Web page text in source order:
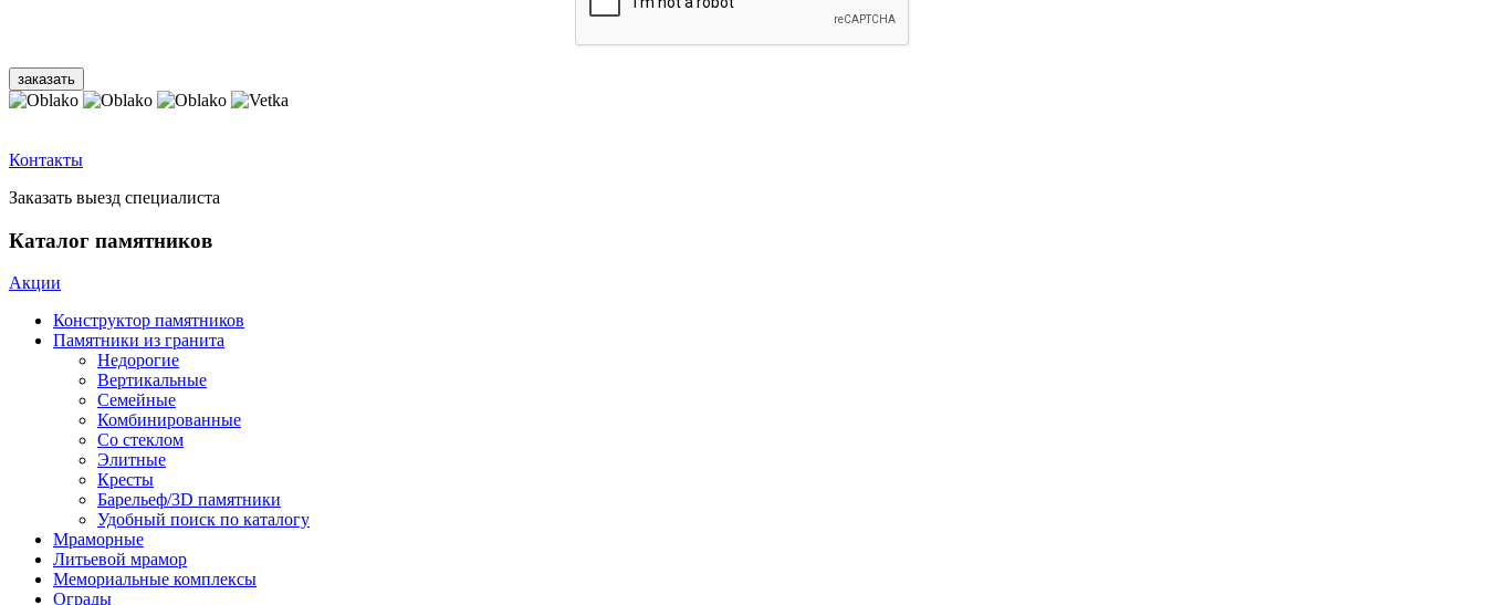
Контакты
Заказать выезд специалиста
Каталог памятников
Акции
Конструктор памятников
Памятники из гранита
Недорогие
Вертикальные
Семейные
Комбинированные
Со стеклом
Элитные
Кресты
Барельеф/3D памятники
Удобный поиск по каталогу
Мраморные
Литьевой мрамор
Мемориальные комплексы
Ограды